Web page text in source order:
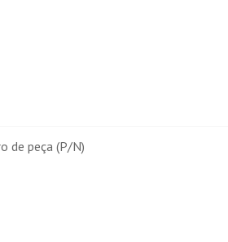
de peça (P/N)